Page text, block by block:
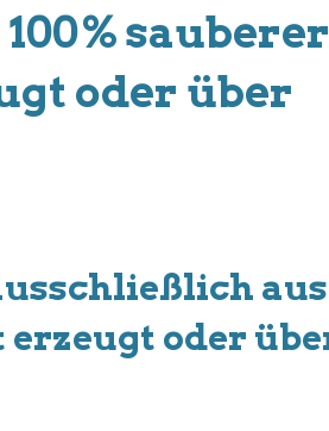
sauberer
oder über
aus
oder